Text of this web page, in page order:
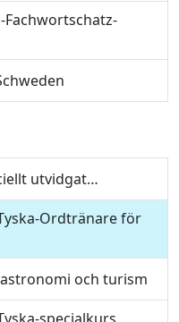
utvidgat…
Ordtränare för
och turism